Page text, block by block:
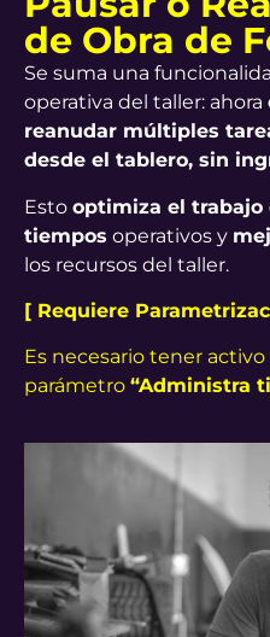
de Obra de
Se suma una
operativa del taller: ahora
reanudar múltiples
desde el tablero, sin
Esto optimiza el trabajo
tiempos operativos y
los recursos del taller.
[ Requiere
Es necesario tener activo
parámetro “Administra